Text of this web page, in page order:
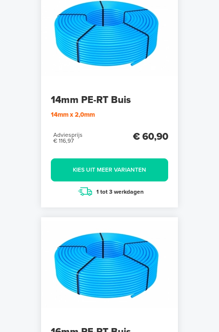
14mm PE-RT Buis
14mm x 2,0mm
Adviesprijs
€ 116,97
€ 60,90
KIES UIT MEER VARIANTEN
1 tot 3 werkdagen